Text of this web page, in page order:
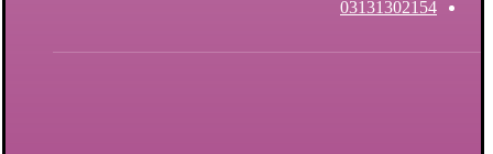
03131302154